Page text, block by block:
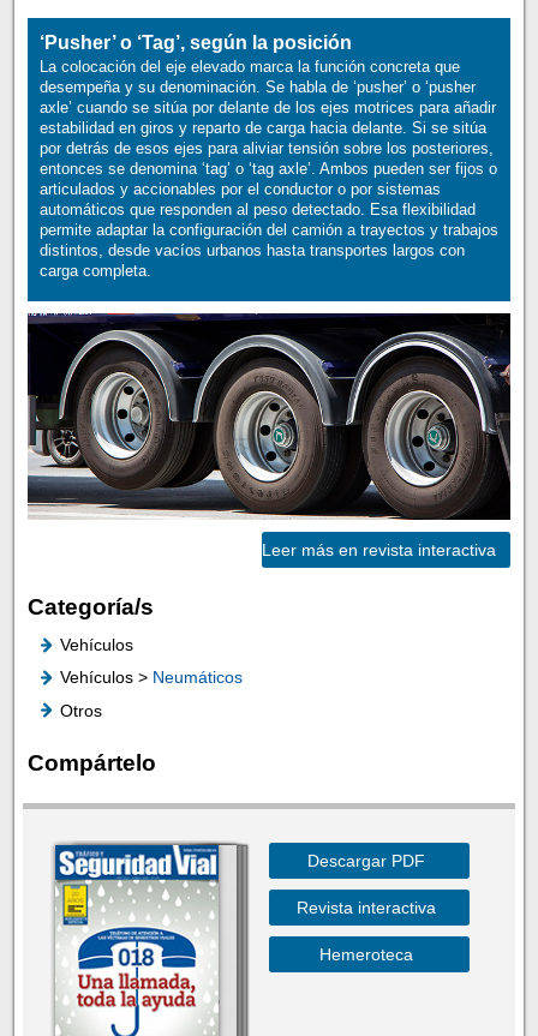
‘Pusher’ o ‘Tag’, según la posición
La colocación del eje elevado marca la función concreta que
desempeña y su denominación. Se habla de ‘pusher’ o ‘pusher
axle’ cuando se sitúa por delante de los ejes motrices para añadir
estabilidad en giros y reparto de carga hacia delante. Si se sitúa
por detrás de esos ejes para aliviar tensión sobre los posteriores,
entonces se denomina ‘tag’ o ‘tag axle’. Ambos pueden ser fijos o
articulados y accionables por el conductor o por sistemas
automáticos que responden al peso detectado. Esa flexibilidad
permite adaptar la configuración del camión a trayectos y trabajos
distintos, desde vacíos urbanos hasta transportes largos con
carga completa.
Leer más en revista interactiva
Categoría/s
Vehículos
Vehículos > Neumáticos
Otros
Compártelo
Descargar PDF
Revista interactiva
Hemeroteca